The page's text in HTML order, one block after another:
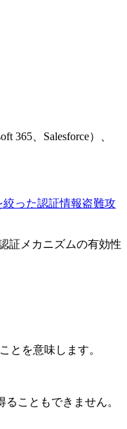
、Salesforce）、
った認証情報盗難攻
証メカニズムの有効性
とを意味します。
こともできません。